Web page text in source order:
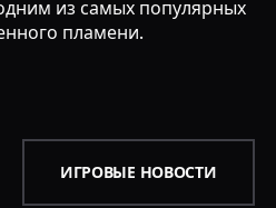
из самых популярных
пламени.
ИГРОВЫЕ НОВОСТИ